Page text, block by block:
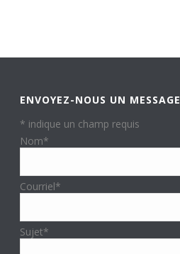
ENVOYEZ-NOUS UN MESSAGE
* indique un champ requis
Nom*
Courriel*
Sujet*